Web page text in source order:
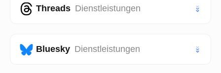
Facebook Post Likes
Youtube Abonnenten
Youtube Aufrufe
Threads Dienstleistungen
Threads Likes
Bluesky Dienstleistungen